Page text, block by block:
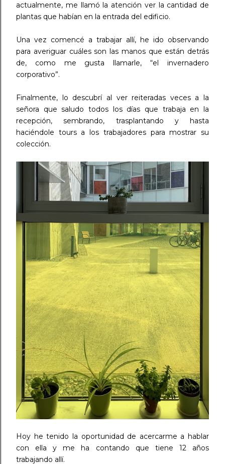
actualmente, me llamó la atención ver la cantidad de
plantas que habían en la entrada del edificio.
Una vez comencé a trabajar allí, he ido observando
para averiguar cuáles son las manos que están detrás
de, como me gusta llamarle, “el invernadero
corporativo”.
Finalmente, lo descubrí al ver reiteradas veces a la
señora que saludo todos los días que trabaja en la
recepción, sembrando, trasplantando y hasta
haciéndole tours a los trabajadores para mostrar su
colección.
Hoy he tenido la oportunidad de acercarme a hablar
con ella y me ha contando que tiene 12 años
trabajando allí.